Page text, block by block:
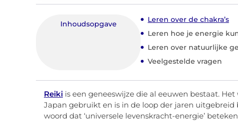
Inhoudsopgave
Leren over de chakra’s
Leren hoe je energie
Leren over natuurlijke
Veelgestelde vragen
Reiki is een geneeswijze die al eeuwen bestaat.
Japan gebruikt en is in de loop der jaren uitgebreid
woord dat ‘universele levenskracht-energie’